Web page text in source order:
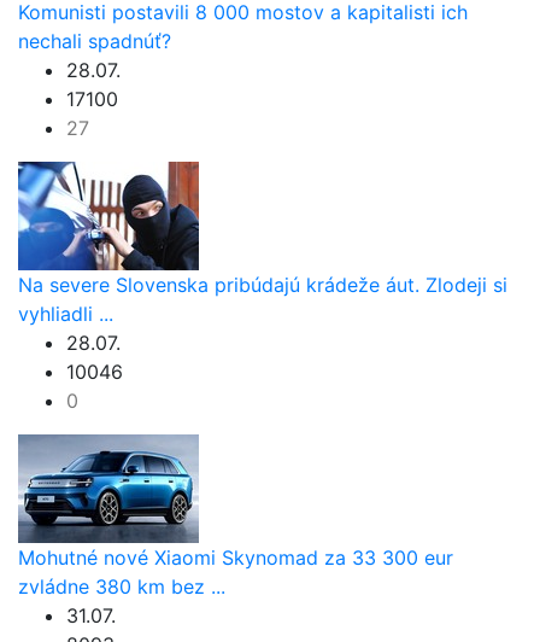
Komunisti postavili 8 000 mostov a kapitalisti ich
nechali spadnúť?
28.07.
17100
27
Na severe Slovenska pribúdajú krádeže áut. Zlodeji si
vyhliadli ...
28.07.
10046
0
Mohutné nové Xiaomi Skynomad za 33 300 eur
zvládne 380 km bez ...
31.07.